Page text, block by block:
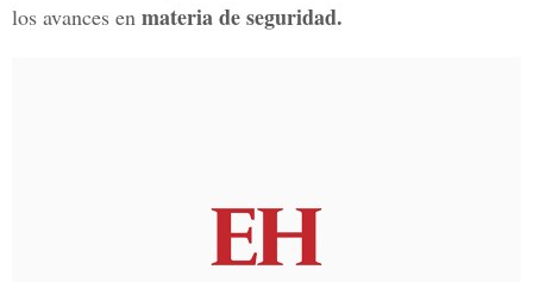
los avances en materia de seguridad.